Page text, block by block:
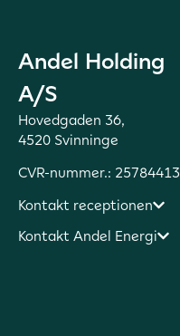
Andel Holding
A/S
Hovedgaden 36,
4520 Svinninge
CVR-nummer.: 25784413
Kontakt receptionen
Kontakt Andel Energi